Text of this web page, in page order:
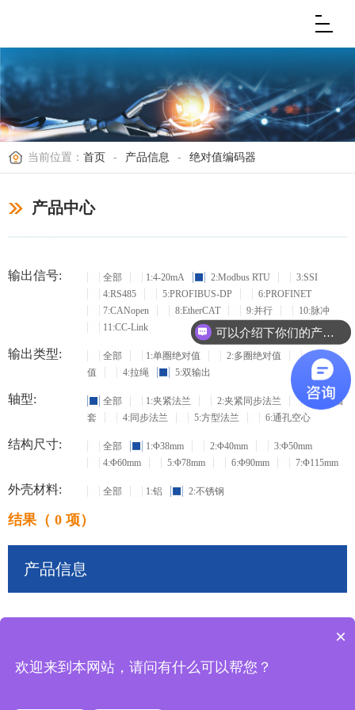
当前位置： 首页 - 产品信息 - 绝对值编码器
产品中心
输出信号: 全部 1:4-20mA 2:Modbus RTU
3:SSI
4:RS485
5:PROFIBUS-DP
6:PROFINET
7:CANopen
8:EtherCAT 9:并行
10:脉冲
11:CC-Link
输出类型: 全部 1:单圈绝对值 2:多圈绝对值
3:增量
值
4:拉绳 5:双输出
轴型: 全部 1:夹紧法兰 2:夹紧同步法兰
3:盲孔轴
套
4:同步法兰 5:方型法兰 6:通孔空心
结构尺寸: 全部 1:Φ38mm 2:Φ40mm
3:Φ50mm
4:Φ60mm
5:Φ78mm 6:Φ90mm 7:Φ115mm
外壳材料: 全部 1:铝 2:不锈钢
结果（ 0 项）
产品信息
可以介绍下你们的产品么？
×
欢迎来到本网站，请问有什么可以帮您？